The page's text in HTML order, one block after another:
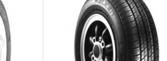
394 Dhs